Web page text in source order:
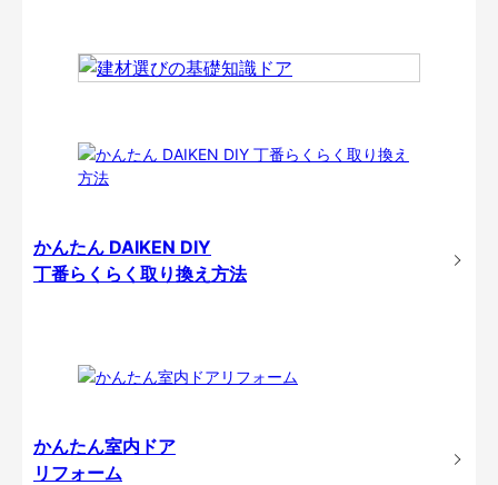
かんたん DAIKEN DIY
丁番らくらく取り換え方法
かんたん室内ドア
リフォーム